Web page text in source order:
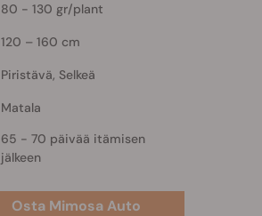
80 - 130 gr/plant
120 – 160 cm
Piristävä, Selkeä
Matala
65 - 70 päivää itämisen
jälkeen
Osta Mimosa Auto